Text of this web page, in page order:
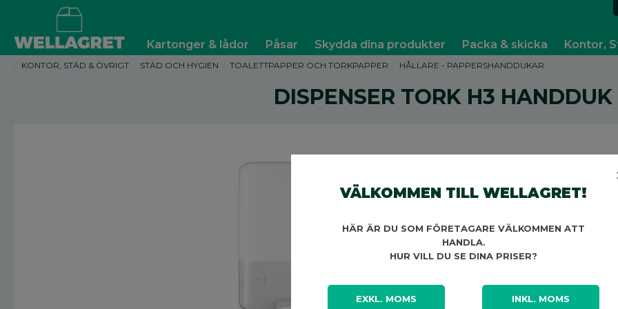
Kartonger & lådor Påsar Skydda dina produkter Packa & skicka Kontor,
KONTOR, STÄD & ÖVRIGT STÄD OCH HYGIEN TOALETTPAPPER OCH TORKPAPPER HÅLLARE - PAPPERSHANDDUKAR
DISPENSER TORK H3
VÄLKOMMEN TILL WELLAGRET!
HÄR ÄR DU SOM FÖRETAGARE VÄLKOMMEN ATT
HANDLA.
HUR VILL DU SE DINA PRISER?
EXKL. MOMS INKL. MOMS